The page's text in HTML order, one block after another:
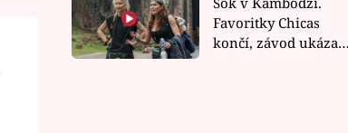
Favoritky Chicas
končí, závod ukázal